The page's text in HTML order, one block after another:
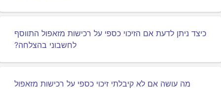
כיצד ניתן לדעת אם הזיכוי כספי על רכישות מזאפול התווסף
לחשבוני בהצלחה?
מה עושה אם לא קיבלתי זיכוי כספי על רכישות מזאפול